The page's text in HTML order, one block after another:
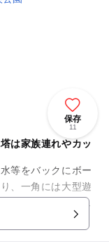
保存
11
は家族連れやカッ
等をバックにボー
、一角には大型遊
様々なイベントや